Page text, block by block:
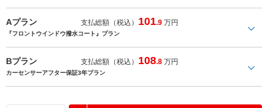
Aプラン 支払総額（税込） 101.9 万円
『フロントウインドウ撥水コート』プラン
Bプラン 支払総額（税込） 108.8 万円
カーセンサーアフター保証3年プラン